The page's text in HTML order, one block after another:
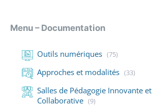
Menu – Documentation
Outils numériques (75)
Approches et modalités (33)
Salles de Pédagogie Innovante et
Collaborative (9)